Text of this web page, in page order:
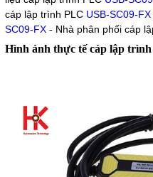
cáp lập trình PLC USB-SC09-FX
SC09-FX- Nhà phân phối cáp
Hình ảnh thực tế cáp lập